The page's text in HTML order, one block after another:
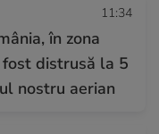
11:34
în zona
distrusă la 5
nostru aerian